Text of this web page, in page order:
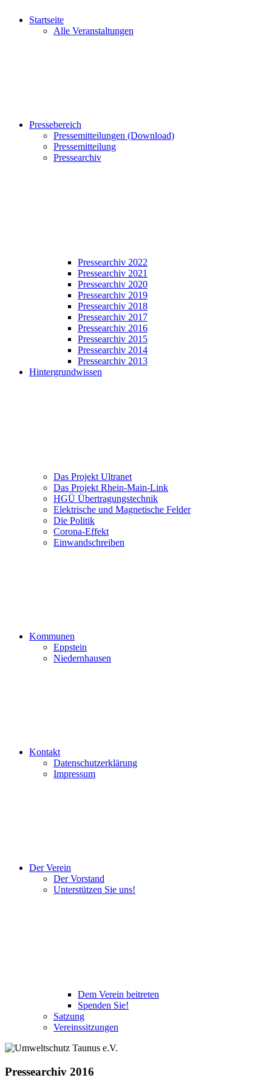
Startseite
Alle Veranstaltungen
Pressebereich
Pressemitteilungen (Download)
Pressemitteilung
Pressearchiv
Pressearchiv 2022
Pressearchiv 2021
Pressearchiv 2020
Pressearchiv 2019
Pressearchiv 2018
Pressearchiv 2017
Pressearchiv 2016
Pressearchiv 2015
Pressearchiv 2014
Pressearchiv 2013
Hintergrundwissen
Das Projekt Ultranet
Das Projekt Rhein-Main-Link
HGÜ Übertragungstechnik
Elektrische und Magnetische Felder
Die Politik
Corona-Effekt
Einwandschreiben
Kommunen
Eppstein
Niedernhausen
Kontakt
Datenschutzerklärung
Impressum
Der Verein
Der Vorstand
Unterstützen Sie uns!
Dem Verein beitreten
Spenden Sie!
Satzung
Vereinssitzungen
Pressearchiv 2016